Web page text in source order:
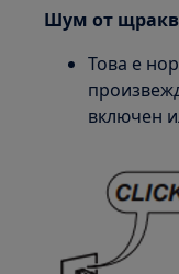
Шум от
Това е
включен